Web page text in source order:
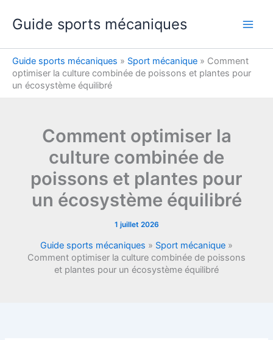
Guide sports mécaniques
Guide sports mécaniques » Sport mécanique » Comment
optimiser la culture combinée de poissons et plantes pour
un écosystème équilibré
Comment optimiser la
culture combinée de
poissons et plantes pour
un écosystème équilibré
1 juillet 2026
Guide sports mécaniques » Sport mécanique »
Comment optimiser la culture combinée de poissons
et plantes pour un écosystème équilibré